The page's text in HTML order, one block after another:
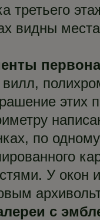
видны
этих
по
У окон
с